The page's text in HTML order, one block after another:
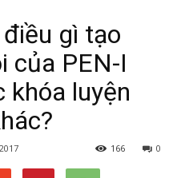
gì tạo
của PEN-I
khóa luyện
0
166